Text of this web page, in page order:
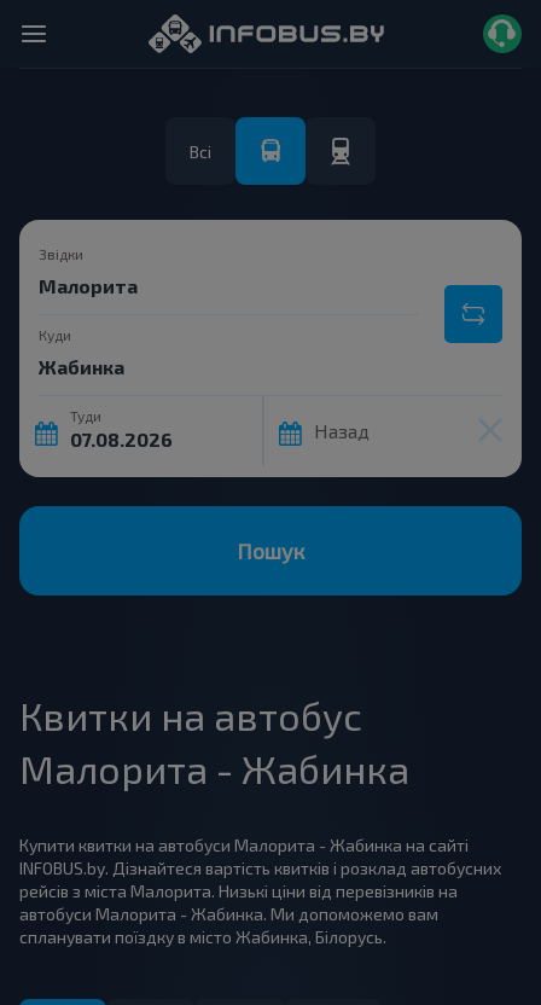
Всі
Звідки
Куди
Туди
Назад
Пошук
Квитки на автобус
Малорита - Жабинка
Купити квитки на автобуси Малорита - Жабинка на сайті
INFOBUS.by. Дізнайтеся вартість квитків і розклад автобусних
рейсів з міста Малорита. Низькі ціни від перевізників на
автобуси Малорита - Жабинка. Ми допоможемо вам
спланувати поїздку в місто Жабинка, Білорусь.